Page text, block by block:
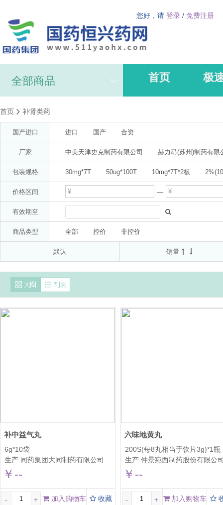
您好，请 登录 / 免费注册
全部商品 首页 极
首页 补肾类药
国产进口 进口 国产 合资
厂家 中美天津史克制药有限公司 赫力昂(苏州)制药有限
AstraZeneca AB(分装:阿斯利康制药有限公司) 阿
广州白云山医药集团股份有限公司白云山何济公制药
委托方:拜耳医药保健有限公司(受托方:山东新华制药股
京都念慈菴总厂有限
AstraZeneca Pty Ltd
包装规格 30mg*7T 50ug*100T 10mg*7T*2板
10ml 47.5mg*14T*2板
5mg(按氨氯地平计)*14T
50μg*60D 20mg(以C17H19N3O3S计)*7T*2板
价格区间 —
有效期至
商品类型 全部 控价 非控价
默认 销量
补中益气丸
6g*10袋
生产:同药集团大同制药有限公司
￥--
- + 加入购物车 收藏
六味地黄丸
200S(每8丸相当于饮片3g)*1瓶
生产:仲景宛西制药股份有限公司 原：河南省宛西制药股份有限
￥--
- + 加入购物车